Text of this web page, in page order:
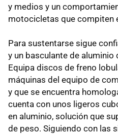
y medios y un
motocicletas que compiten
Para sustentarse sigue
y un basculante de
Equipa discos de freno
máquinas del equipo de
y que se encuentra
cuenta con unos ligeros
en aluminio, solución que
de peso. Siguiendo con las